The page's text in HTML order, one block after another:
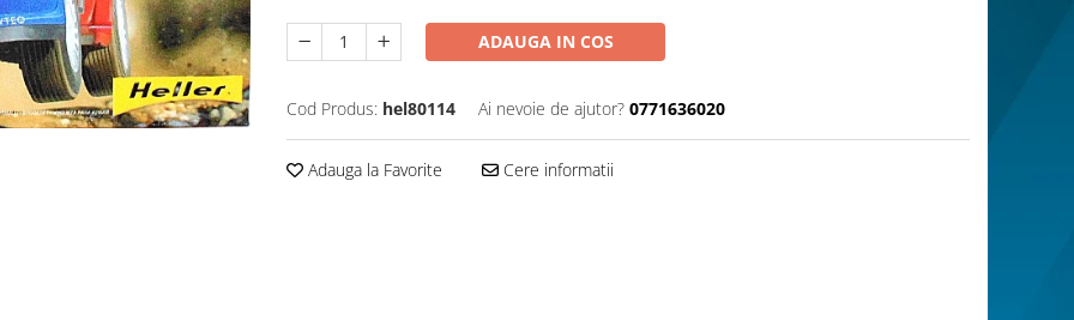
ADAUGA IN COS
Cod Produs: hel80114 Ai nevoie de ajutor? 0771636020
Adauga la Favorite Cere informatii